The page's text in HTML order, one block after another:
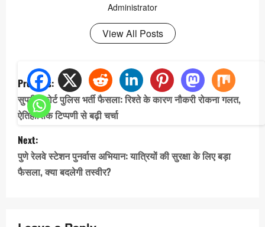
Administrator
View All Posts
P
o
s
t
n
a
Previous:
सुप्रीम कोर्ट पुलिस भर्ती फैसला: रिश्ते के कारण नौकरी रोकना गलत,
ऐतिहासिक टिप्पणी से बढ़ी चर्चा
Next:
पुणे रेलवे स्टेशन पुनर्वास अभियान: यात्रियों की सुरक्षा के लिए बड़ा
फैसला, क्या बदलेगी तस्वीर?